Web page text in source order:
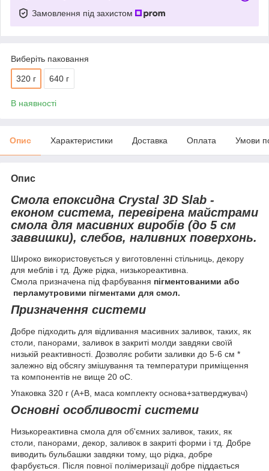
Замовлення під захистом
Виберіть паковання
320 г 640 г
В наявності
Опис Характеристики Доставка Оплата Умови
Опис
Смола епоксидна Crystal 3D Slab -
економ система, перевірена майстрами
смола для масивних виробів (до 5 см
заввишки), слебов, наливних поверхонь.
Широко використовується у виготовленні стільниць, декору
для меблів і тд. Дуже рідка, низькореактивна.
Смола призначена під фарбування пігментованими або
перламутровими пігментами для смол.
Призначення системи
Добре підходить для відливання масивних заливок, таких, як
столи, панорами, заливок в закриті молди завдяки своїй
низькій реактивності. Дозволяє робити заливки до 5-6 см *
залежно від обсягу змішування та температури приміщення
та компонентів не вище 20 оС.
Упаковка 320 г (А+В, маса комплекту основа+затверджувач)
Основні особливості системи
Низькореактивна смола для об'ємних заливок, таких, як
столи, панорами, декор, заливок в закриті форми і тд. Добре
виводить бульбашки завдяки тому, що рідка, добре
фарбується. Після повної полімеризації добре піддається